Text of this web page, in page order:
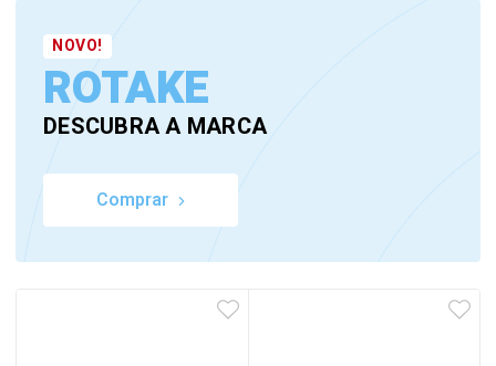
NOVO!
ROTAKE
DESCUBRA A MARCA
Comprar